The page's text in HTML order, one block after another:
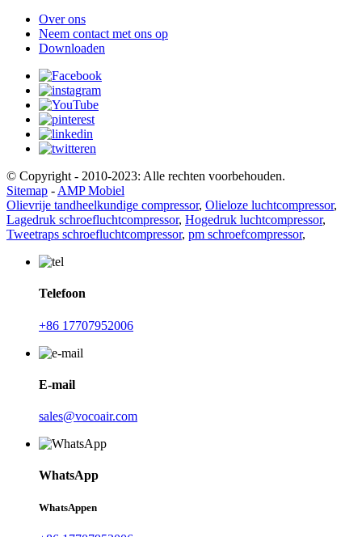
Over ons
Neem contact met ons op
Downloaden
© Copyright - 2010-2023: Alle rechten voorbehouden.
Sitemap - AMP Mobiel
Olievrije tandheelkundige compressor, Olieloze luchtcompressor,
Lagedruk schroefluchtcompressor, Hogedruk luchtcompressor,
Tweetraps schroefluchtcompressor, pm schroefcompressor,
Telefoon
+86 17707952006
E-mail
sales@vocoair.com
WhatsApp
WhatsAppen